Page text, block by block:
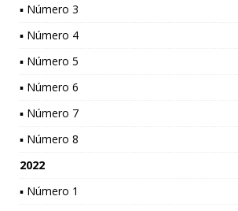
▪ Número 3
▪ Número 4
▪ Número 5
▪ Número 6
▪ Número 7
▪ Número 8
2022
▪ Número 1